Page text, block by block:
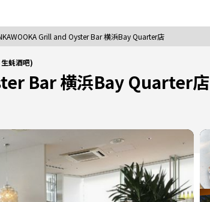
Grill and Oyster Bar 横浜Bay Quarter店
蚝酒吧)
Bar 横浜Bay Quarter店